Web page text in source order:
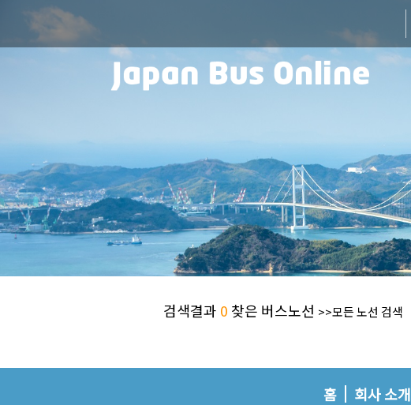
검색결과 0 찾은 버스노선 >>모든 노선 검색
홈 회사 소개